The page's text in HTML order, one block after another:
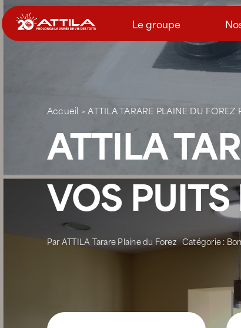
Passer
au
contenu
Le groupe
Accueil >ATTILA TARARE PLAINE DU FOREZ
ATTILA
VOS
ParATTILA Tarare Plaine du Forez Catégorie :